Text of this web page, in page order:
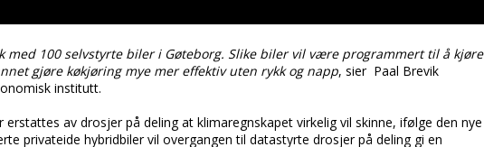
med 100 selvstyrte biler i Gøteborg. Slike biler vil være programmert til å kjøre
gjøre køkjøring mye mer effektiv uten rykk og napp, sier Paal Brevik
institutt.
av drosjer på deling at klimaregnskapet virkelig vil skinne, ifølge den nye
privateide hybridbiler vil overgangen til datastyrte drosjer på deling gi en